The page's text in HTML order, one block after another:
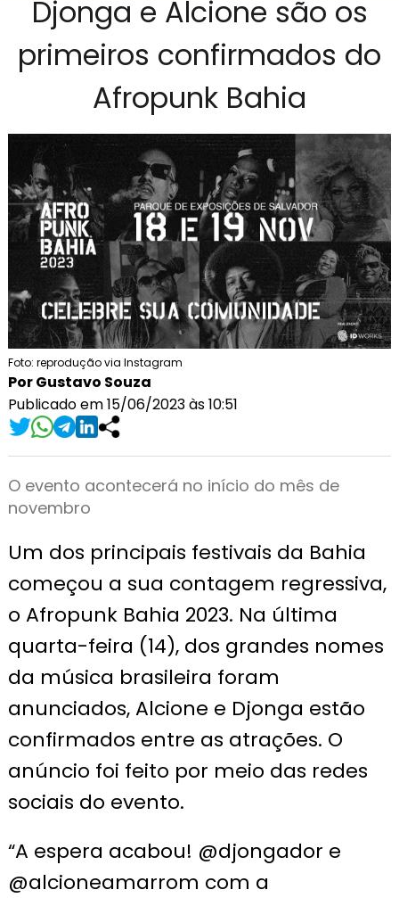
Djonga e Alcione são os
primeiros confirmados do
Afropunk Bahia
Foto: reprodução via Instagram
Por Gustavo Souza
Publicado em 15/06/2023 às 10:51
O evento acontecerá no início do mês de
novembro
Um dos principais festivais da Bahia
começou a sua contagem regressiva,
o Afropunk Bahia 2023. Na última
quarta-feira (14), dos grandes nomes
da música brasileira foram
anunciados, Alcione e Djonga estão
confirmados entre as atrações. O
anúncio foi feito por meio das redes
sociais do evento.
“A espera acabou! @djongador e
@alcioneamarrom com a